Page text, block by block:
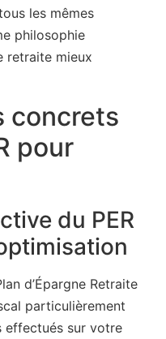
les mêmes
philosophie
retraite mieux
concrets
pour
du PER
d’Épargne Retraite
particulièrement
effectués sur votre